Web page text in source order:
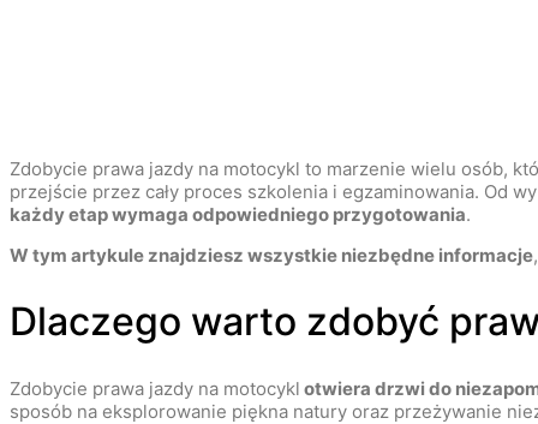
Zdobycie prawa jazdy na motocykl to marzenie wielu osób,
przejście przez cały proces szkolenia i egzaminowania. Od
każdy etap wymaga odpowiedniego przygotowania.
W tym artykule znajdziesz wszystkie niezbędne informacje
Dlaczego warto zdobyć
Zdobycie prawa jazdy na motocykl otwiera drzwi do
sposób na eksplorowanie piękna natury oraz przeżywanie